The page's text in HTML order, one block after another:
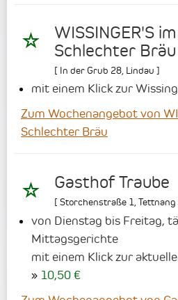
WISSINGER'S im
Schlechter Bräu
[ In der Grub 28, Lindau ]
mit einem Klick zur
Zum Wochenangebot von
Schlechter Bräu
Gasthof Traube
[ Storchenstraße 1 Tettnang
von Dienstag bis Freitag,
Mittagsgerichte
mit einem Klick zur
10,50 €